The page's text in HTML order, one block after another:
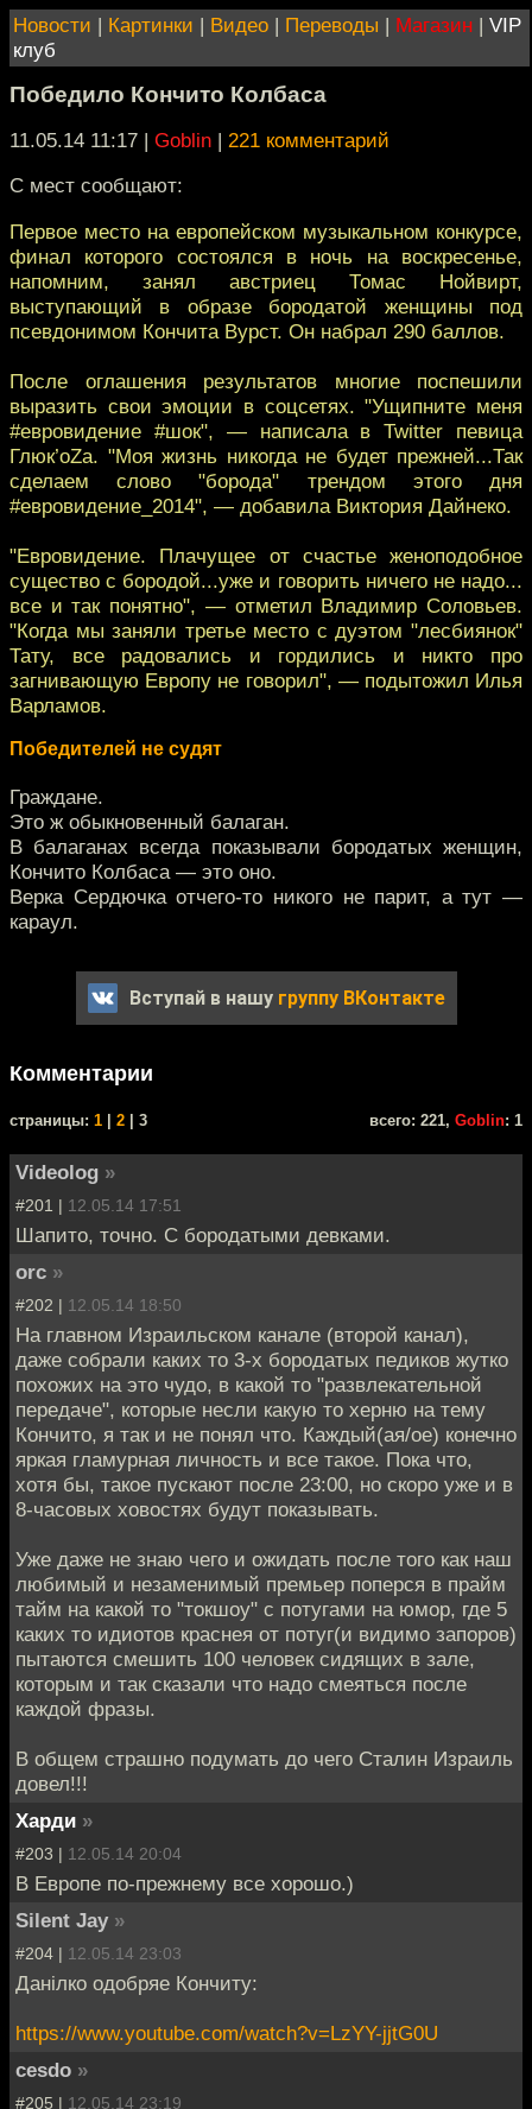
Новости | Картинки | Видео | Переводы | Магазин | VIP
клуб
Победило Кончито Колбаса
11.05.14 11:17 | Goblin | 221 комментарий
С мест сообщают:
Первое место на европейском музыкальном конкурсе,
финал которого состоялся в ночь на воскресенье,
напомним, занял австриец Томас Нойвирт,
выступающий в образе бородатой женщины под
псевдонимом Кончита Вурст. Он набрал 290 баллов.
После оглашения результатов многие поспешили
выразить свои эмоции в соцсетях. "Ущипните меня
#евровидение #шок", — написала в Twitter певица
Глюк’oZa. "Моя жизнь никогда не будет прежней...Так
сделаем слово "борода" трендом этого дня
#евровидение_2014", — добавила Виктория Дайнеко.
"Евровидение. Плачущее от счастье женоподобное
существо с бородой...уже и говорить ничего не надо...
все и так понятно", — отметил Владимир Соловьев.
"Когда мы заняли третье место с дуэтом "лесбиянок"
Тату, все радовались и гордились и никто про
загнивающую Европу не говорил", — подытожил Илья
Варламов.
Победителей не судят
Граждане.
Это ж обыкновенный балаган.
В балаганах всегда показывали бородатых женщин,
Кончито Колбаса — это оно.
Верка Сердючка отчего-то никого не парит, а тут —
караул.
Вступай в нашу группу ВКонтакте
Комментарии
cтраницы: 1 2 | 3 всего: 221, Goblin: 1
Videolog »
#201 | 12.05.14 17:51
Шапито, точно. С бородатыми девками.
orc »
#202 | 12.05.14 18:50
На главном Израильском канале (второй канал),
даже собрали каких то 3-х бородатых педиков жутко
похожих на это чудо, в какой то "развлекательной
передаче", которые несли какую то херню на тему
Кончито, я так и не понял что. Каждый(ая/ое) конечно
яркая гламурная личность и все такое. Пока что,
хотя бы, такое пускают после 23:00, но скоро уже и в
8-часовых ховостях будут показывать.
Уже даже не знаю чего и ожидать после того как наш
любимый и незаменимый премьер поперся в прайм
тайм на какой то "токшоу" с потугами на юмор, где 5
каких то идиотов краснея от потуг(и видимо запоров)
пытаются смешить 100 человек сидящих в зале,
которым и так сказали что надо смеяться после
каждой фразы.
В общем страшно подумать до чего Сталин Израиль
довел!!!
Харди »
#203 | 12.05.14 20:04
В Европе по-прежнему все хорошо.)
Silent Jay »
#204 | 12.05.14 23:03
Данiлко одобряе Кончиту:
https://www.youtube.com/watch?v=LzYY-jjtG0U
cesdo »
#205 | 12.05.14 23:19